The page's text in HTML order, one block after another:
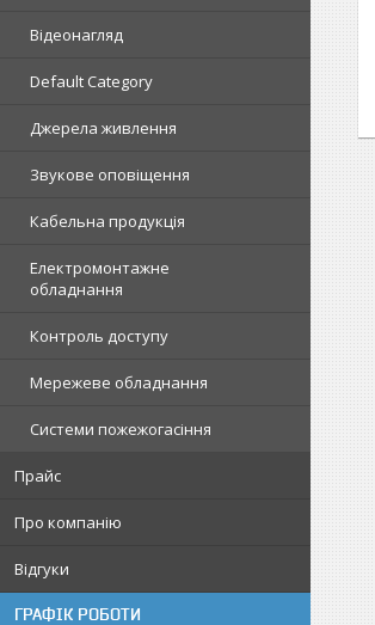
Відеонагляд
Default Category
Джерела живлення
Звукове оповіщення
Кабельна продукція
Електромонтажне
обладнання
Контроль доступу
Мережеве обладнання
Системи пожежогасіння
Прайс
Про компанію
Відгуки
ГРАФІК РОБОТИ